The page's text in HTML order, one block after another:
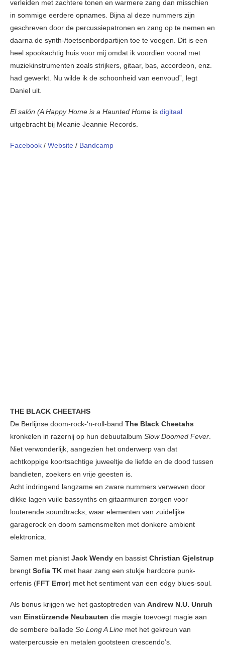
verleiden met zachtere tonen en warmere zang dan misschien
in sommige eerdere opnames. Bijna al deze nummers zijn
geschreven door de percussiepatronen en zang op te nemen en
daarna de synth-/toetsenbordpartijen toe te voegen. Dit is een
heel spookachtig huis voor mij omdat ik voordien vooral met
muziekinstrumenten zoals strijkers, gitaar, bas, accordeon, enz.
had gewerkt. Nu wilde ik de schoonheid van eenvoud”, legt
Daniel uit.
El salón (A Happy Home is a Haunted Home is digitaal
uitgebracht bij Meanie Jeannie Records.
Facebook / Website / Bandcamp
THE BLACK CHEETAHS
De Berlijnse doom-rock-‘n-roll-band The Black Cheetahs
kronkelen in razernij op hun debuutalbum Slow Doomed Fever
Niet verwonderlijk, aangezien het onderwerp van dat
achtkoppige koortsachtige juweeltje de liefde en de dood tussen
bandieten, zoekers en vrije geesten is.
Acht indringend langzame en zware nummers verweven door
dikke lagen vuile bassynths en gitaarmuren zorgen voor
louterende soundtracks, waar elementen van zuidelijke
garagerock en doom samensmelten met donkere ambient
elektronica.
Samen met pianist Jack Wendy en bassist Christian Gjelstrup
brengt Sofia TK met haar zang een stukje hardcore punk-
erfenis (FFT Error) met het sentiment van een edgy blues-soul.
Als bonus krijgen we het gastoptreden van Andrew N.U. Unruh
van Einstürzende Neubauten die magie toevoegt magie aan
de sombere ballade So Long A Line met het gekreun van
waterpercussie en metalen gootsteen crescendo’s.